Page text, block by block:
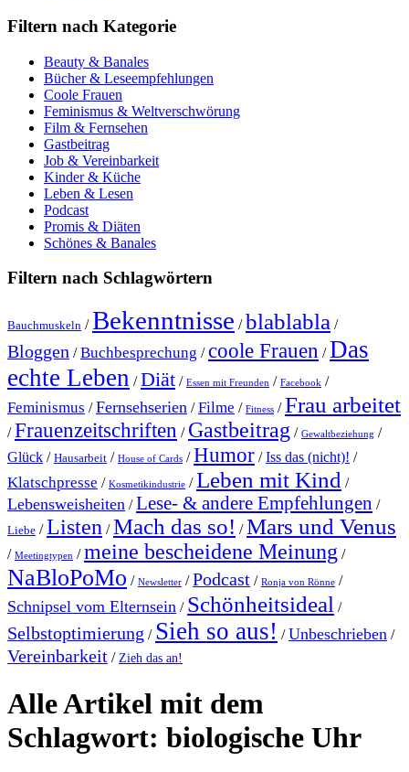
Filtern nach Kategorie
Beauty & Banales
Bücher & Leseempfehlungen
Coole Frauen
Feminismus & Weltverschwörung
Film & Fernsehen
Gastbeitrag
Job & Vereinbarkeit
Kinder & Küche
Leben & Lesen
Podcast
Promis & Diäten
Schönes & Banales
Filtern nach Schlagwörtern
Bauchmuskeln /Bekenntnisse /blablabla /
Bloggen /Buchbesprechung /coole Frauen /Das
echte Leben /Diät / Essen mit Freunden / Facebook /
Feminismus /Fernsehserien /Filme / Fitness /Frau arbeitet
/Frauenzeitschriften / Gastbeitrag / Gewaltbeziehung /
Glück / Hausarbeit / House of Cards /Humor /Iss das (nicht)! /
Klatschpresse / Kosmetikindustrie /Leben mit Kind /
Lebensweisheiten /Lese- & andere Empfehlungen /
Liebe /Listen /Mach das so! /Mars und Venus
/ Meetingtypen /meine bescheidene Meinung /
NaBloPoMo / Newsletter /Podcast / Ronja von Rönne /
Schnipsel vom Elternsein / Schönheitsideal /
Selbstoptimierung / Sieh so aus! /Unbeschrieben /
Vereinbarkeit / Zieh das an!
Alle Artikel mit dem
Schlagwort: biologische Uhr